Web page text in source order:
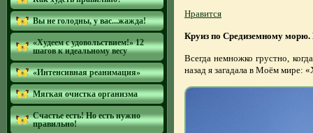
Вы не голодны, у вас...жажда!
«Худеем с удовольствием!» 12
шагов к идеальному весу
«Интенсивная реанимация»
Мягкая очистка организма
Счастье есть! Но есть нужно
правильно!
Нравится
Круиз по Средиземному морю.
Всегда немножко грустно,
назад я загадала в Моём мире: